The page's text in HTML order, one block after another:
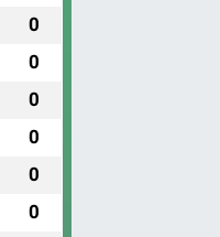
0
0
0
0
0
0